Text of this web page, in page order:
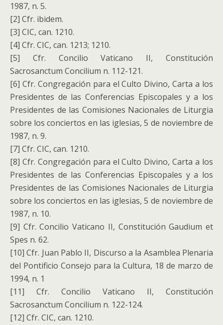
1987, n. 5.
[2] Cfr. ibidem.
[3] CIC, can. 1210.
[4] Cfr. CIC, can. 1213; 1210.
[5] Cfr. Concilio Vaticano II, Constitución
Sacrosanctum Concilium n. 112-121.
[6] Cfr. Congregación para el Culto Divino, Carta a los
Presidentes de las Conferencias Episcopales y a los
Presidentes de las Comisiones Nacionales de Liturgia
sobre los conciertos en las iglesias, 5 de noviembre de
1987, n. 9.
[7] Cfr. CIC, can. 1210.
[8] Cfr. Congregación para el Culto Divino, Carta a los
Presidentes de las Conferencias Episcopales y a los
Presidentes de las Comisiones Nacionales de Liturgia
sobre los conciertos en las iglesias, 5 de noviembre de
1987, n. 10.
[9] Cfr. Concilio Vaticano II, Constitución Gaudium et
Spes n. 62.
[10] Cfr. Juan Pablo II, Discurso a la Asamblea Plenaria
del Pontificio Consejo para la Cultura, 18 de marzo de
1994, n. 1
[11] Cfr. Concilio Vaticano II, Constitución
Sacrosanctum Concilium n. 122-124.
[12] Cfr. CIC, can. 1210.